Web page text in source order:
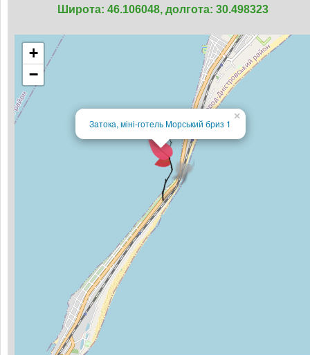
Широта: 46.106048, долгота: 30.498323
Затока, міні-готель Морський бриз 1
×
+
−